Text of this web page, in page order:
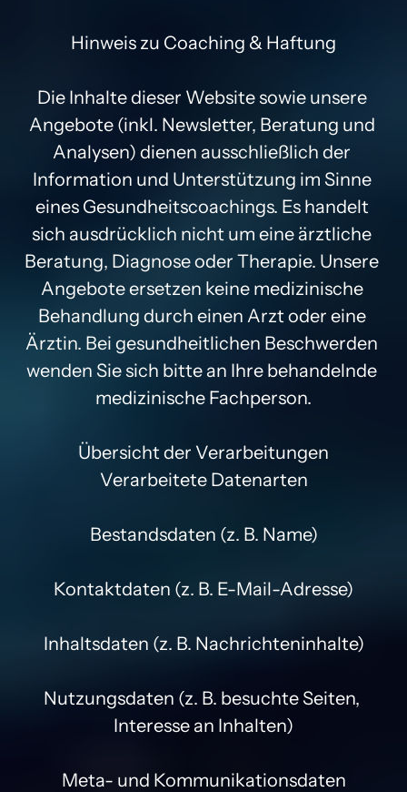
Hinweis zu Coaching & Haftung
Die Inhalte dieser Website sowie unsere
Angebote (inkl. Newsletter, Beratung und
Analysen) dienen ausschließlich der
Information und Unterstützung im Sinne
eines Gesundheitscoachings. Es handelt
sich ausdrücklich nicht um eine ärztliche
Beratung, Diagnose oder Therapie. Unsere
Angebote ersetzen keine medizinische
Behandlung durch einen Arzt oder eine
Ärztin. Bei gesundheitlichen Beschwerden
wenden Sie sich bitte an Ihre behandelnde
medizinische Fachperson.
Übersicht der Verarbeitungen
Verarbeitete Datenarten
Bestandsdaten (z. B. Name)
Kontaktdaten (z. B. E-Mail-Adresse)
Inhaltsdaten (z. B. Nachrichteninhalte)
Nutzungsdaten (z. B. besuchte Seiten,
Interesse an Inhalten)
Meta- und Kommunikationsdaten